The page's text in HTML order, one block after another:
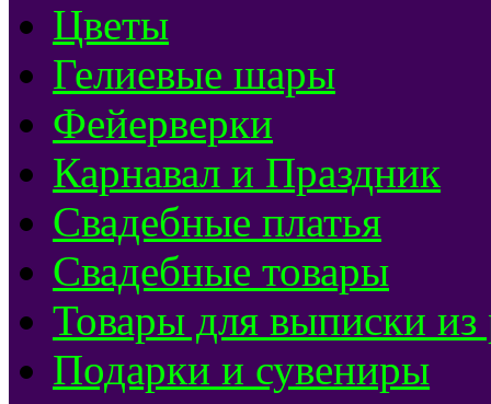
Цветы
Гелиевые шары
Фейерверки
Карнавал и Праздник
Свадебные платья
Свадебные товары
Товары для выписки из
Подарки и сувениры